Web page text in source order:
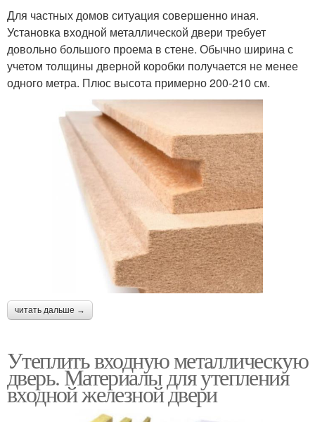
Для частных домов ситуация совершенно иная.
Установка входной металлической двери требует
довольно большого проема в стене. Обычно ширина с
учетом толщины дверной коробки получается не менее
одного метра. Плюс высота примерно 200-210 см.
читать дальше →
Утеплить входную металлическую
дверь. Материалы для утепления
входной железной двери